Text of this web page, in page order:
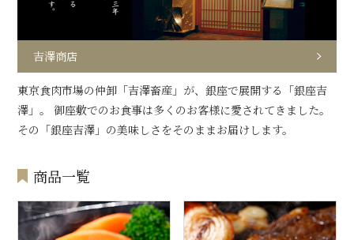
吉澤商店
東京食肉市場の仲卸「吉澤畜産」が、銀座で展開する「銀座吉
澤」。 御座敷でのお食事は多くのお客様に愛されてきました。
その「銀座吉澤」の美味しさをそのままお届けします。
商品一覧